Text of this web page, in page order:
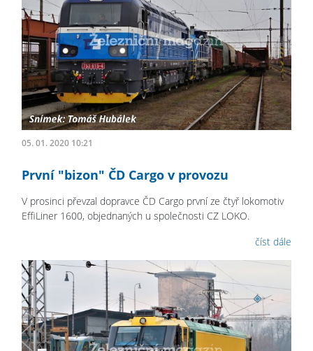
05. 01. 2020 10:21
První "bizon" ČD Cargo v provozu
V prosinci převzal dopravce ČD Cargo první ze čtyř lokomotiv
EffiLiner 1600, objednaných u společnosti CZ LOKO.
číst dále